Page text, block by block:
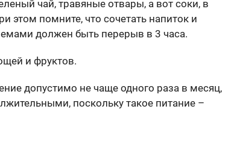
чай, травяные отвары, а вот соки, в
этом помните, что сочетать напиток и
должен быть перерыв в 3 часа.
и фруктов.
допустимо не чаще одного раза в месяц,
поскольку такое питание –